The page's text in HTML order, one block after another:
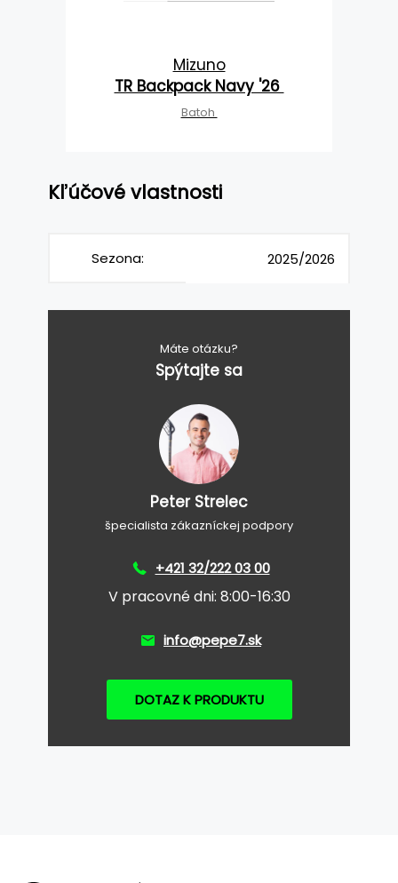
Mizuno
TR Backpack Navy '26
Batoh
Kľúčové vlastnosti
Sezona: 2025/2026
Máte otázku?
Spýtajte sa
Peter Strelec
špecialista zákazníckej podpory
+421 32/222 03 00
V pracovné dni: 8:00-16:30
info@pepe7.sk
DOTAZ K PRODUKTU